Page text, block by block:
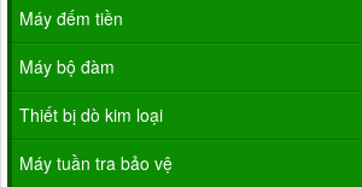
Máy đếm tiền
Máy bộ đàm
Thiết bị dò kim loại
Máy tuần tra bảo vệ